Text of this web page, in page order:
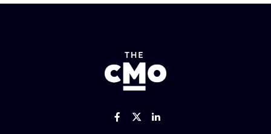
Like us on Facebook
Follow us on Twitter
Add us on